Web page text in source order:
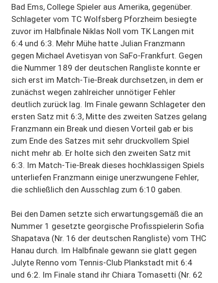
Bad Ems, College Spieler aus Amerika, gegenüber.
Schlageter vom TC Wolfsberg Pforzheim besiegte
zuvor im Halbfinale Niklas Noll vom TK Langen mit
6:4 und 6:3. Mehr Mühe hatte Julian Franzmann
gegen Michael Avetisyan von SaFo-Frankfurt. Gegen
die Nummer 189 der deutschen Rangliste konnte er
sich erst im Match-Tie-Break durchsetzen, in dem er
zunächst wegen zahlreicher unnötiger Fehler
deutlich zurück lag. Im Finale gewann Schlageter den
ersten Satz mit 6:3, Mitte des zweiten Satzes gelang
Franzmann ein Break und diesen Vorteil gab er bis
zum Ende des Satzes mit sehr druckvollem Spiel
nicht mehr ab. Er holte sich den zweiten Satz mit
6:3. Im Match-Tie-Break dieses hochklassigen Spiels
unterliefen Franzmann einige unerzwungene Fehler,
die schließlich den Ausschlag zum 6:10 gaben.
Bei den Damen setzte sich erwartungsgemäß die an
Nummer 1 gesetzte georgische Profisspielerin Sofia
Shapatava (Nr. 16 der deutschen Rangliste) vom THC
Hanau durch. Im Halbfinale gewann sie glatt gegen
Julyte Renno vom Tennis-Club Plankstadt mit 6:4
und 6:2. Im Finale stand ihr Chiara Tomasetti (Nr. 62